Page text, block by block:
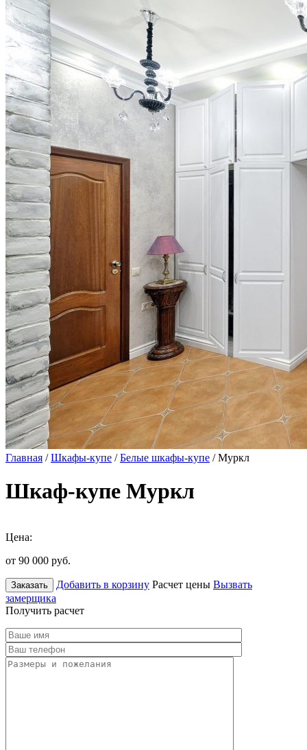
Главная /Шкафы-купе /Белые шкафы-купе / Муркл
Шкаф-купе Муркл
Цена:
от 90 000 руб.
Заказать Добавить в корзину Расчет цены Вызвать
замерщика
Получить расчет